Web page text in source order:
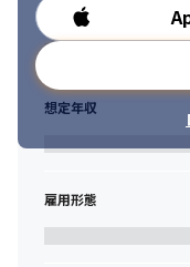
勤務時間
想定年収
雇用形態